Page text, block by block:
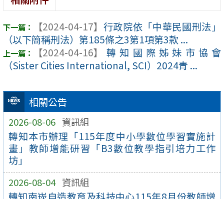
相關公告
2026-08-06 資訊組
轉知本市辦理「115年度中小學數位學習實施計
畫」教師增能研習「B3數位教學指引培力工作
坊」
2026-08-04 資訊組
【2024-04-17】 行政院依「中華民國刑法」
（以下簡稱刑法）第185條之3第1項第3款 ...
【2024-04-16】
轉知國際姊妹市協會
（Sister Cities International, SCI）2024青 ...